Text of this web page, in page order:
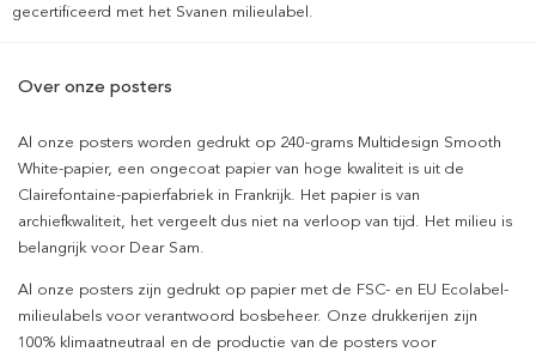
gecertificeerd met het Svanen milieulabel.
Over onze posters
Al onze posters worden gedrukt op 240-grams Multidesign Smooth
White-papier, een ongecoat papier van hoge kwaliteit is uit de
Clairefontaine-papierfabriek in Frankrijk. Het papier is van
archiefkwaliteit, het vergeelt dus niet na verloop van tijd. Het milieu is
belangrijk voor Dear Sam.
Al onze posters zijn gedrukt op papier met de FSC- en EU Ecolabel-
milieulabels voor verantwoord bosbeheer. Onze drukkerijen zijn
100% klimaatneutraal en de productie van de posters voor